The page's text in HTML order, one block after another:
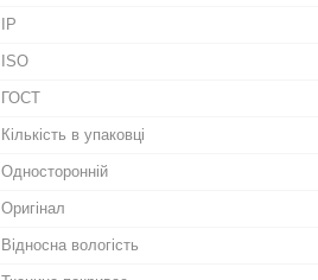
IP
ISO
ГОСТ
Кількість в упаковці
Односторонній
Оригінал
Відносна вологість